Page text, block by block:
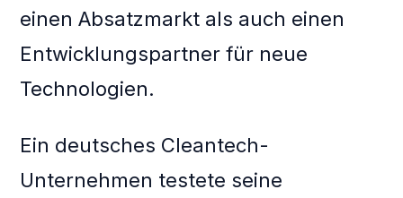
einen Absatzmarkt als auch einen
Entwicklungspartner für neue
Technologien.
Ein deutsches Cleantech-
Unternehmen testete seine